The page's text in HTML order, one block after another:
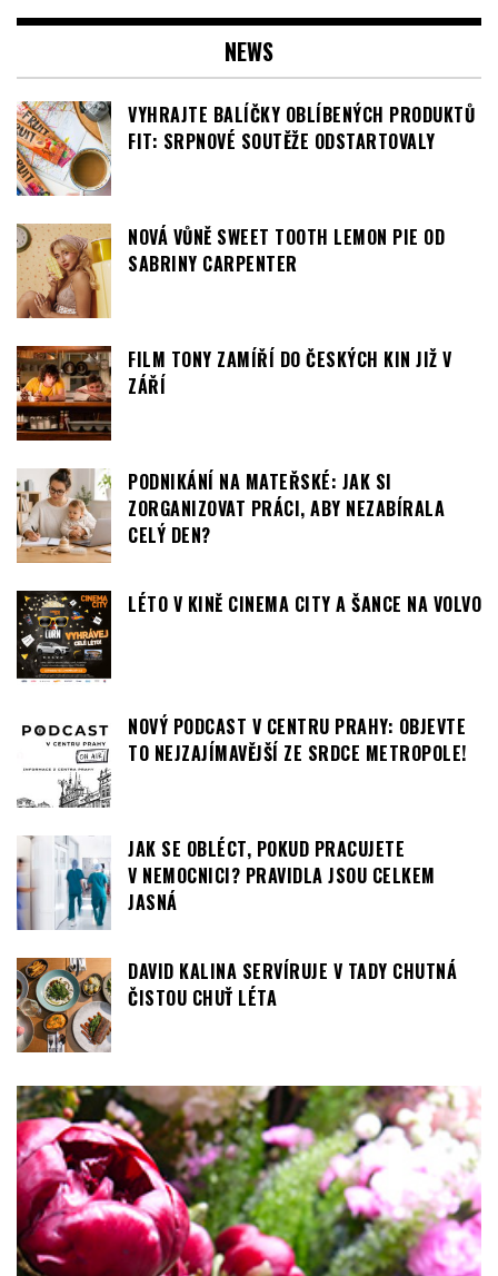
NEWS
VYHRAJTE BALÍČKY OBLÍBENÝCH PRODUKTŮ
FIT: SRPNOVÉ SOUTĚŽE ODSTARTOVALY
NOVÁ VŮNĚ SWEET TOOTH LEMON PIE OD
SABRINY CARPENTER
FILM TONY ZAMÍŘÍ DO ČESKÝCH KIN JIŽ V
ZÁŘÍ
PODNIKÁNÍ NA MATEŘSKÉ: JAK SI
ZORGANIZOVAT PRÁCI, ABY NEZABÍRALA
CELÝ DEN?
LÉTO V KINĚ CINEMA CITY A ŠANCE NA VOLVO
NOVÝ PODCAST V CENTRU PRAHY: OBJEVTE
TO NEJZAJÍMAVĚJŠÍ ZE SRDCE METROPOLE!
JAK SE OBLÉCT, POKUD PRACUJETE
V NEMOCNICI? PRAVIDLA JSOU CELKEM
JASNÁ
DAVID KALINA SERVÍRUJE V TADY CHUTNÁ
ČISTOU CHUŤ LÉTA